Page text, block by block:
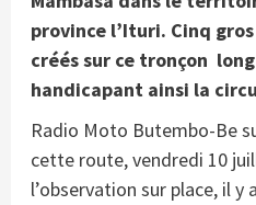
province l’Ituri. Cinq
créés sur ce tronçon
handicapant ainsi la
Radio Moto Butembo-Be
cette route, vendredi 10
l’observation sur place, il y